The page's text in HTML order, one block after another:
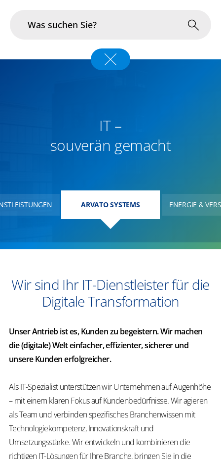
IT –
souverän gemacht
ARVATO SYSTEMS
ARVATO SYSTEMS
ARVATO SYSTEMS ENERGIE &
Wir sind Ihr IT-Dienstleister für die
Digitale Transformation
Unser Antrieb ist es, Kunden zu begeistern. Wir machen
die (digitale) Welt ​einfacher, effizienter, sicherer​ und
unsere Kunden erfolgreicher.​
Als IT-Spezialist unterstützen wir Unternehmen auf Augenhöhe
–mit einem klaren Fokus auf Kundenbedürfnisse. Wir agieren
als Team und verbinden spezifisches Branchenwissen mit
Technologiekompetenz, Innovationskraft und
Umsetzungsstärke. Wir entwickeln und kombinieren die
richtigen IT-Lösungen für Ihre Branche, bringen Sie in die